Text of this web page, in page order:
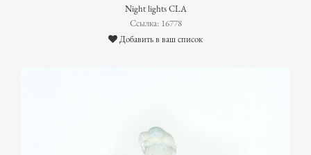
Night lights CLA
Ссылка: 16778
Добавить в ваш список